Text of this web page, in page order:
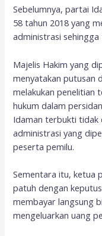
Sebelumnya, partai
58 tahun 2018 yang
administrasi sehingga
Majelis Hakim yang
menyatakan putusan
melakukan penelitian
hukum dalam
Idaman terbukti tidak
administrasi yang
peserta pemilu.
Sementara itu, ketua
patuh dengan
membayar langsung
mengeluarkan uang